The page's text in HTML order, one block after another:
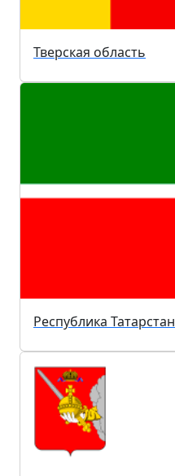
Тверская область
Республика Татарстан